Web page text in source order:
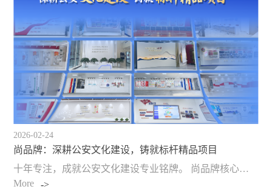
2026-02-24
尚品牌：深耕公安文化建设，铸就标杆精品项目
十年专注，成就公安文化建设专业铭牌。 尚品牌核心力量聚焦于公安系统文化建设领域。历经十载深耕细作，我们深刻理解公安队伍的特殊使命、核心价值与精神内核，积累了无可比拟的行业洞察与实践经验。这份深度的了解，成为了服务公安系统的核心优势与坚实基础。 一体化…
More